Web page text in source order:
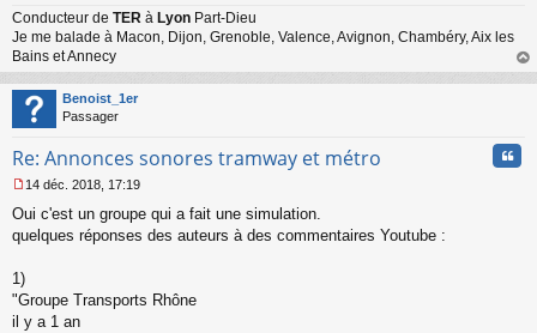
n
o
n
l
u
Conducteur de TER à Lyon Part-Dieu
Je me balade à Macon, Dijon, Grenoble, Valence, Avignon, Chambéry, Aix les
Bains et Annecy
au
Benoist_1er
Passager
Re: Annonces sonores tramway et métro
e
s
e
n
14 déc. 2018, 17:19
Oui c'est un groupe qui a fait une simulation.
quelques réponses des auteurs à des commentaires Youtube :
1)
"Groupe Transports Rhône
il y a 1 an